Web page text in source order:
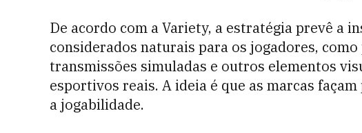
De acordo com a Variety, a estratégia prevê a
considerados naturais para os jogadores,
transmissões simuladas e outros elementos
esportivos reais. A ideia é que as marcas
a jogabilidade.